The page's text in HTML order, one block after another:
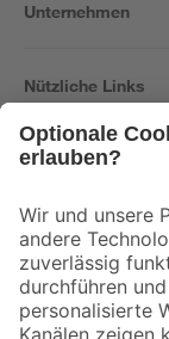
Unternehmen
Nützliche Links
Der toom Newsletter:
Zur Newsletter